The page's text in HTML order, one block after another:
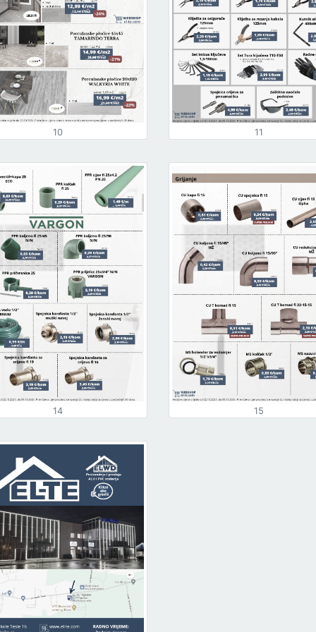
10 11
14 15